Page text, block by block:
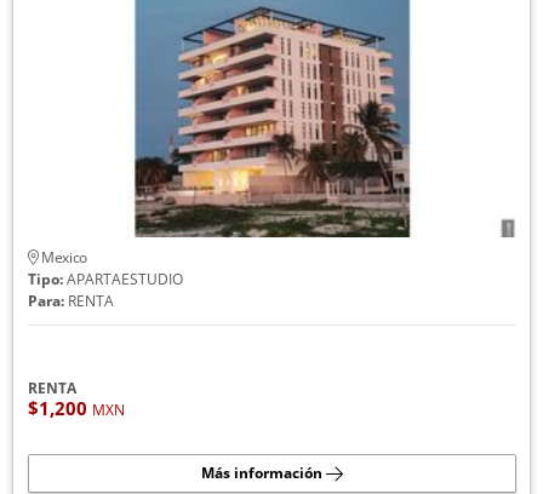
Mexico
Tipo:APARTAESTUDIO
Para:RENTA
RENTA
$1,200 MXN
Más información